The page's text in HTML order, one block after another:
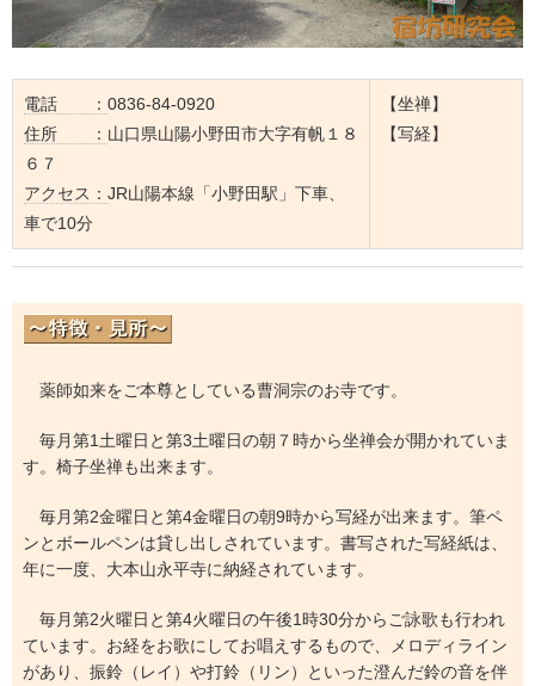
電話 ： 0836-84-0920
住所 ： 山口県山陽小野田市大字有帆１８
６７
アクセス： JR山陽本線「小野田駅」下車、
車で10分
【坐禅】
【写経】
薬師如来をご本尊としている曹洞宗のお寺です。
毎月第1土曜日と第3土曜日の朝７時から坐禅会が開かれていま
す。椅子坐禅も出来ます。
毎月第2金曜日と第4金曜日の朝9時から写経が出来ます。筆ペ
ンとボールペンは貸し出しされています。書写された写経紙は、
年に一度、大本山永平寺に納経されています。
毎月第2火曜日と第4火曜日の午後1時30分からご詠歌も行われ
ています。お経をお歌にしてお唱えするもので、メロディライン
があり、振鈴（レイ）や打鈴（リン）といった澄んだ鈴の音を伴